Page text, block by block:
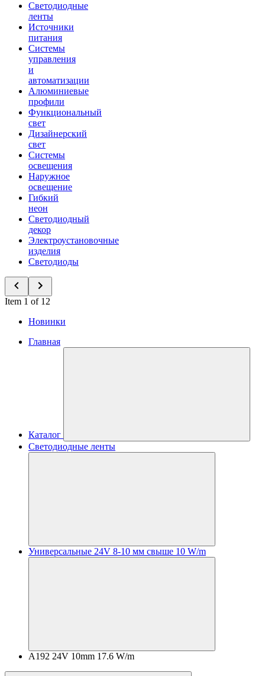
Светодиодные
ленты
Источники
питания
Системы
управления
и
автоматизации
Алюминиевые
профили
Функциональный
свет
Дизайнерский
свет
Системы
освещения
Наружное
освещение
Гибкий
неон
Светодиодный
декор
Электроустановочные
изделия
Светодиоды
Item 1 of 12
Новинки
Главная
Каталог
Светодиодные ленты
Универсальные 24V 8-10 мм свыше 10 W/m
A192 24V 10mm 17.6 W/m